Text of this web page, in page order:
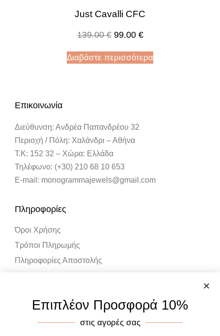
Just Cavalli CFC
139.00€ 99.00 €
Διαβάστε περισσότερα
Επικοινωνία
Διεύθυνση: Ανδρέα Παπανδρέου 32
Περιοχή / Πόλη: Χαλάνδρι – Αθήνα
Τ.Κ: 152 32 – Χώρα: Ελλάδα
Τηλέφωνο: (+30) 210 68 10 653
E-mail: monogrammajewels@gmail.com
Πληροφορίες
Όροι Χρήσης
Τρόποι Πληρωμής
Πληροφορίες Αποστολής
Ο Λογαριασμός μου
Καλάθι Αγορών
Επιπλέον Προσφορά 10%
στις αγορές σας